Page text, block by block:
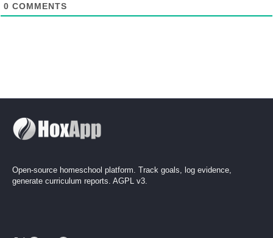
0 COMMENTS
Open-source homeschool platform. Track goals, log evidence,
generate curriculum reports. AGPL v3.